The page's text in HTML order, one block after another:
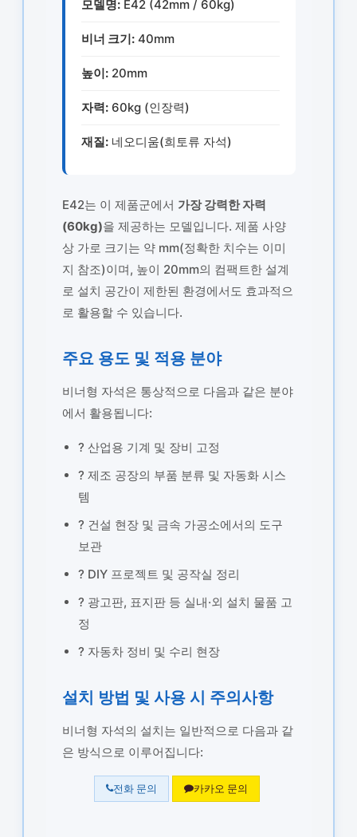
모델명:E42 (42mm / 60kg)
비너 크기:40mm
높이:20mm
자력:60kg (인장력)
재질:네오디움(희토류 자석)
E42는 이 제품군에서 가장 강력한 자력
(60kg)을 제공하는 모델입니다. 제품 사양
상 가로 크기는 약 mm(정확한 치수는 이미
지 참조)이며, 높이 20mm의 컴팩트한 설계
로 설치 공간이 제한된 환경에서도 효과적으
로 활용할 수 있습니다.
주요 용도 및 적용 분야
비너형 자석은 통상적으로 다음과 같은 분야
에서 활용됩니다:
? 산업용 기계 및 장비 고정
? 제조 공장의 부품 분류 및 자동화 시스
템
? 건설 현장 및 금속 가공소에서의 도구
보관
? DIY 프로젝트 및 공작실 정리
? 광고판, 표지판 등 실내·외 설치 물품 고
정
? 자동차 정비 및 수리 현장
설치 방법 및 사용 시 주의사항
비너형 자석의 설치는 일반적으로 다음과 같
은 방식으로 이루어집니다:
전화 문의 카카오 문의